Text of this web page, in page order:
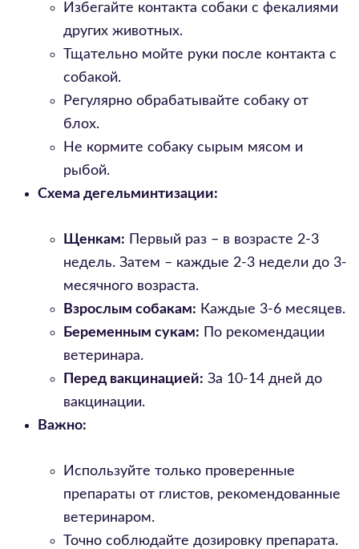
Избегайте контакта собаки с фекалиями
других животных.
Тщательно мойте руки после контакта с
собакой.
Регулярно обрабатывайте собаку от
блох.
Не кормите собаку сырым мясом и
рыбой.
Схема дегельминтизации:
Щенкам: Первый раз – в возрасте 2-3
недель. Затем – каждые 2-3 недели до 3-
месячного возраста.
Взрослым собакам: Каждые 3-6 месяцев.
Беременным сукам: По рекомендации
ветеринара.
Перед вакцинацией: За 10-14 дней до
вакцинации.
Важно:
Используйте только проверенные
препараты от глистов, рекомендованные
ветеринаром.
Точно соблюдайте дозировку препарата.